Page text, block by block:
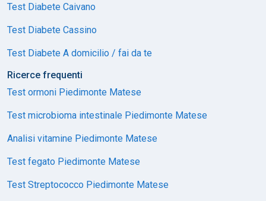
Test Diabete Caivano
Test Diabete Cassino
Test Diabete A domicilio / fai da te
Ricerce frequenti
Test ormoni Piedimonte Matese
Test microbioma intestinale Piedimonte Matese
Analisi vitamine Piedimonte Matese
Test fegato Piedimonte Matese
Test Streptococco Piedimonte Matese